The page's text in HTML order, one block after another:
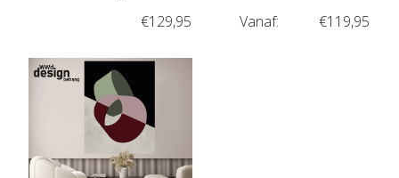
€129,95 Vanaf: €119,95